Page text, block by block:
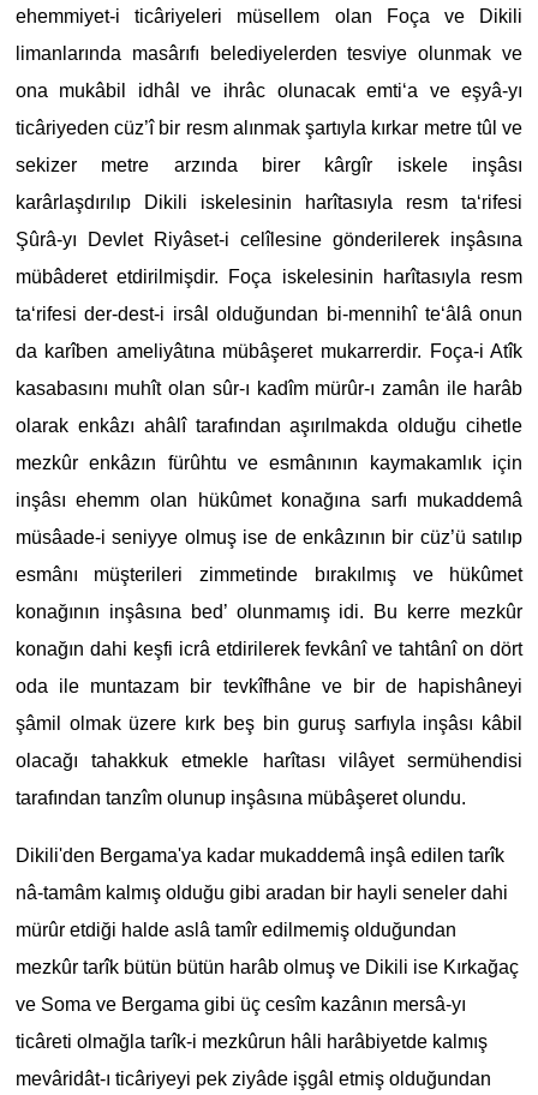
ehemmiyet-i ticâriyeleri müsellem olan Foça ve Dikili
limanlarında masârıfı belediyelerden tesviye olunmak ve
ona mukâbil idhâl ve ihrâc olunacak emti‘a ve eşyâ-yı
ticâriyeden cüz’î bir resm alınmak şartıyla kırkar metre tûl ve
sekizer metre arzında birer kârgîr iskele inşâsı
karârlaşdırılıp Dikili iskelesinin harîtasıyla resm ta‘rifesi
Şûrâ-yı Devlet Riyâset-i celîlesine gönderilerek inşâsına
mübâderet etdirilmişdir. Foça iskelesinin harîtasıyla resm
ta‘rifesi der-dest-i irsâl olduğundan bi-mennihî te‘âlâ onun
da karîben ameliyâtına mübâşeret mukarrerdir. Foça-i Atîk
kasabasını muhît olan sûr-ı kadîm mürûr-ı zamân ile harâb
olarak enkâzı ahâlî tarafından aşırılmakda olduğu cihetle
mezkûr enkâzın fürûhtu ve esmânının kaymakamlık için
inşâsı ehemm olan hükûmet konağına sarfı mukaddemâ
müsâade-i seniyye olmuş ise de enkâzının bir cüz’ü satılıp
esmânı müşterileri zimmetinde bırakılmış ve hükûmet
konağının inşâsına bed’ olunmamış idi. Bu kerre mezkûr
konağın dahi keşfi icrâ etdirilerek fevkânî ve tahtânî on dört
oda ile muntazam bir tevkîfhâne ve bir de hapishâneyi
şâmil olmak üzere kırk beş bin guruş sarfıyla inşâsı kâbil
olacağı tahakkuk etmekle harîtası vilâyet sermühendisi
tarafından tanzîm olunup inşâsına mübâşeret olundu.
Dikili'den Bergama'ya kadar mukaddemâ inşâ edilen tarîk
nâ-tamâm kalmış olduğu gibi aradan bir hayli seneler dahi
mürûr etdiği halde aslâ tamîr edilmemiş olduğundan
mezkûr tarîk bütün bütün harâb olmuş ve Dikili ise Kırkağaç
ve Soma ve Bergama gibi üç cesîm kazânın mersâ-yı
ticâreti olmağla tarîk-i mezkûrun hâli harâbiyetde kalmış
mevâridât-ı ticâriyeyi pek ziyâde işgâl etmiş olduğundan